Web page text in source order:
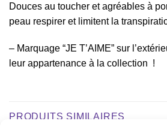
Douces au toucher et agréables à
peau respirer et limitent la
– Marquage “JE T’AIME” sur
leur appartenance à la collection !
PRODUITS SIMILAIRES